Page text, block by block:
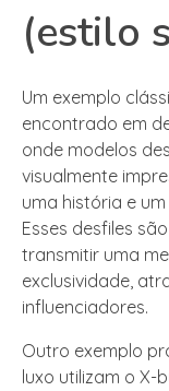
(estilo
Um exemplo
encontrado em
onde modelos
visualmente
uma história e
Esses desfiles
transmitir uma
exclusividade,
influenciadores.
Outro exemplo
luxo utilizam o X-